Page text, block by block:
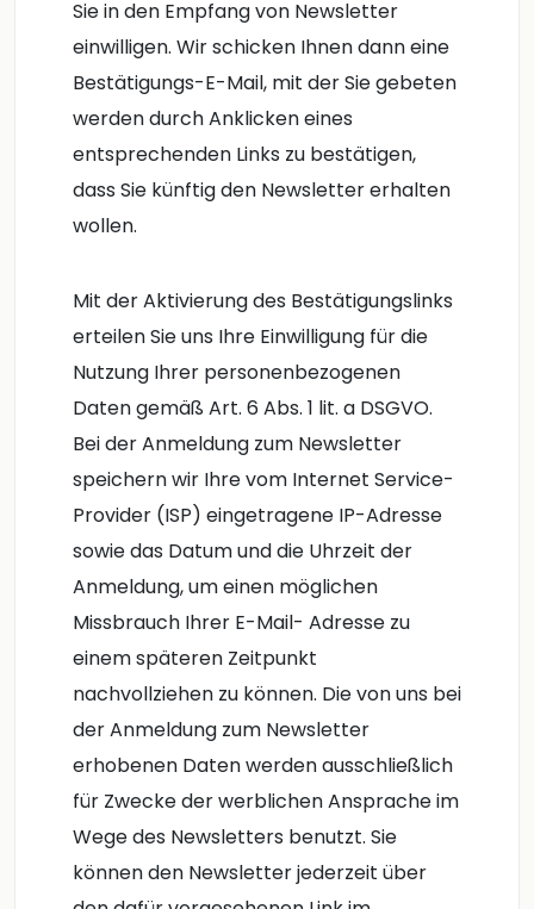
Sie in den Empfang von Newsletter
einwilligen. Wir schicken Ihnen dann eine
Bestätigungs-E-Mail, mit der Sie gebeten
werden durch Anklicken eines
entsprechenden Links zu bestätigen,
dass Sie künftig den Newsletter erhalten
wollen.
Mit der Aktivierung des Bestätigungslinks
erteilen Sie uns Ihre Einwilligung für die
Nutzung Ihrer personenbezogenen
Daten gemäß Art. 6 Abs. 1 lit. a DSGVO.
Bei der Anmeldung zum Newsletter
speichern wir Ihre vom Internet Service-
Provider (ISP) eingetragene IP-Adresse
sowie das Datum und die Uhrzeit der
Anmeldung, um einen möglichen
Missbrauch Ihrer E-Mail- Adresse zu
einem späteren Zeitpunkt
nachvollziehen zu können. Die von uns bei
der Anmeldung zum Newsletter
erhobenen Daten werden ausschließlich
für Zwecke der werblichen Ansprache im
Wege des Newsletters benutzt. Sie
können den Newsletter jederzeit über